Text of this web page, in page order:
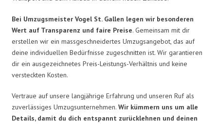
Bei Umzugsmeister Vogel St. Gallen legen wir besonderen
Wert auf Transparenz und faire Preise. Gemeinsam mit dir
erstellen wir ein massgeschneidertes Umzugsangebot, das auf
deine individuellen Bedürfnisse zugeschnitten ist. Wir garantieren
dir ein ausgezeichnetes Preis-Leistungs-Verhältnis und keine
versteckten Kosten.
Vertraue auf unsere langjährige Erfahrung und unseren Ruf als
zuverlässiges Umzugsunternehmen. Wir kümmern uns um alle
Details, damit du dich entspannt zurücklehnen und deinen